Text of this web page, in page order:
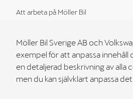
Möller Bil Sverige AB och
exempel för att anpassa
en detaljerad beskrivning av alla
men du kan självklart anpassa
Att arbeta på Möller Bil
Visselblåsare